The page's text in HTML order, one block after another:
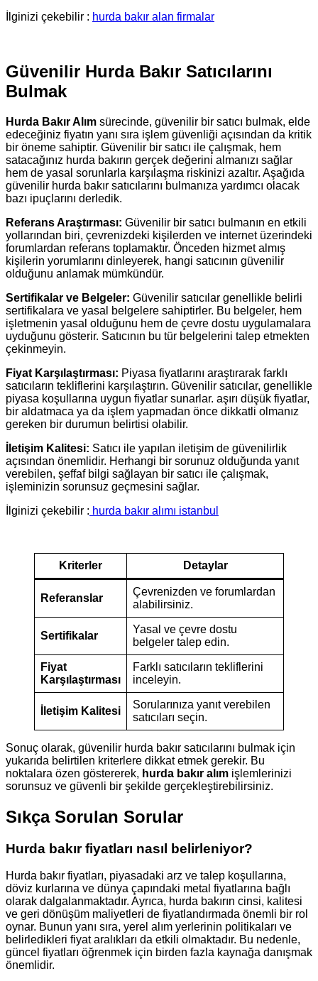
İlginizi çekebilir : hurda bakır alan firmalar
Güvenilir Hurda Bakır Satıcılarını
Bulmak
Hurda Bakır Alım sürecinde, güvenilir bir satıcı bulmak, elde
edeceğiniz fiyatın yanı sıra işlem güvenliği açısından da kritik
bir öneme sahiptir. Güvenilir bir satıcı ile çalışmak, hem
satacağınız hurda bakırın gerçek değerini almanızı sağlar
hem de yasal sorunlarla karşılaşma riskinizi azaltır. Aşağıda
güvenilir hurda bakır satıcılarını bulmanıza yardımcı olacak
bazı ipuçlarını derledik.
Referans Araştırması: Güvenilir bir satıcı bulmanın en etkili
yollarından biri, çevrenizdeki kişilerden ve internet üzerindeki
forumlardan referans toplamaktır. Önceden hizmet almış
kişilerin yorumlarını dinleyerek, hangi satıcının güvenilir
olduğunu anlamak mümkündür.
Sertifikalar ve Belgeler: Güvenilir satıcılar genellikle belirli
sertifikalara ve yasal belgelere sahiptirler. Bu belgeler, hem
işletmenin yasal olduğunu hem de çevre dostu uygulamalara
uyduğunu gösterir. Satıcının bu tür belgelerini talep etmekten
çekinmeyin.
Fiyat Karşılaştırması: Piyasa fiyatlarını araştırarak farklı
satıcıların tekliflerini karşılaştırın. Güvenilir satıcılar, genellikle
piyasa koşullarına uygun fiyatlar sunarlar. aşırı düşük fiyatlar,
bir aldatmaca ya da işlem yapmadan önce dikkatli olmanız
gereken bir durumun belirtisi olabilir.
İletişim Kalitesi: Satıcı ile yapılan iletişim de güvenilirlik
açısından önemlidir. Herhangi bir sorunuz olduğunda yanıt
verebilen, şeffaf bilgi sağlayan bir satıcı ile çalışmak,
işleminizin sorunsuz geçmesini sağlar.
İlginizi çekebilir : hurda bakır alımı istanbul
Kriterler Detaylar
Referanslar
Çevrenizden ve forumlardan
alabilirsiniz.
Sertifikalar
Yasal ve çevre dostu
belgeler talep edin.
Fiyat
Karşılaştırması
Farklı satıcıların tekliflerini
inceleyin.
İletişim Kalitesi
Sorularınıza yanıt verebilen
satıcıları seçin.
Sonuç olarak, güvenilir hurda bakır satıcılarını bulmak için
yukarıda belirtilen kriterlere dikkat etmek gerekir. Bu
noktalara özen göstererek, hurda bakır alım işlemlerinizi
sorunsuz ve güvenli bir şekilde gerçekleştirebilirsiniz.
Sıkça Sorulan Sorular
Hurda bakır fiyatları nasıl belirleniyor?
Hurda bakır fiyatları, piyasadaki arz ve talep koşullarına,
döviz kurlarına ve dünya çapındaki metal fiyatlarına bağlı
olarak dalgalanmaktadır. Ayrıca, hurda bakırın cinsi, kalitesi
ve geri dönüşüm maliyetleri de fiyatlandırmada önemli bir rol
oynar. Bunun yanı sıra, yerel alım yerlerinin politikaları ve
belirledikleri fiyat aralıkları da etkili olmaktadır. Bu nedenle,
güncel fiyatları öğrenmek için birden fazla kaynağa danışmak
önemlidir.